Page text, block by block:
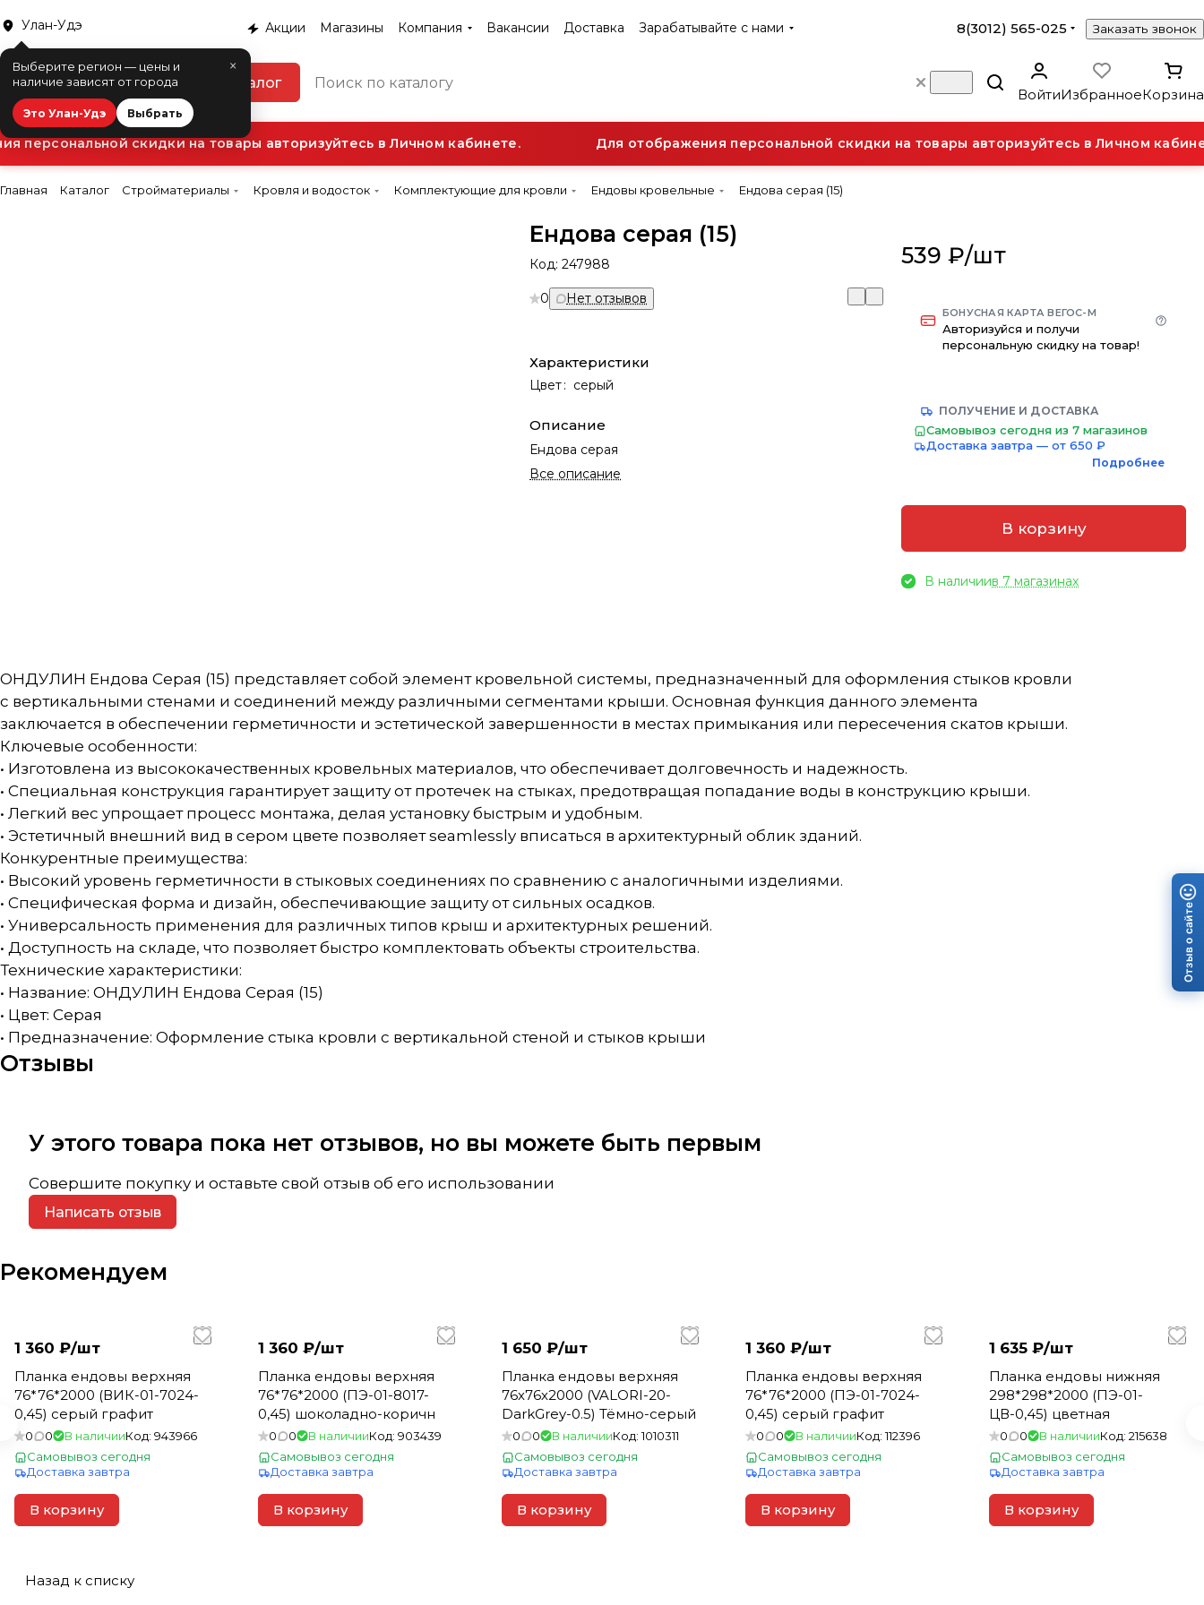
Улан-Удэ
×
Выберите регион — цены и
наличие зависят от города
Это Улан-Удэ Выбрать
Акции Магазины Компания Вакансии Доставка Зарабатывайте с нами 8(3012) 565-025 Заказать звонок
Каталог
ВойтиИзбранноеКорзина
персональной скидки на товары авторизуйтесь в Личном кабинете. Для отображения персональной скидки на товары авторизуйтесь в Личном
Главная Каталог Стройматериалы Кровля и водосток Комплектующие для кровли Ендовы кровельные Ендова серая (15)
Ендова серая (15)
Код:247988
0 Нет отзывов
Характеристики
Цвет: серый
Описание
Ендова серая
Все описание
539 ₽/шт
БОНУСНАЯ КАРТА ВЕГОС-М
Авторизуйся и получи
персональную скидку на товар!
ПОЛУЧЕНИЕ И ДОСТАВКА
Самовывоз сегодня из 7 магазинов
Доставка завтра — от 650 ₽
Подробнее
В корзину
В наличиив 7 магазинах
ОНДУЛИН Ендова Серая (15) представляет собой элемент кровельной системы, предназначенный для оформления стыков кровли
с вертикальными стенами и соединений между различными сегментами крыши. Основная функция данного элемента
заключается в обеспечении герметичности и эстетической завершенности в местах примыкания или пересечения скатов крыши.
Ключевые особенности:
• Изготовлена из высококачественных кровельных материалов, что обеспечивает долговечность и надежность.
• Специальная конструкция гарантирует защиту от протечек на стыках, предотвращая попадание воды в конструкцию крыши.
• Легкий вес упрощает процесс монтажа, делая установку быстрым и удобным.
• Эстетичный внешний вид в сером цвете позволяет seamlessly вписаться в архитектурный облик зданий.
Конкурентные преимущества:
• Высокий уровень герметичности в стыковых соединениях по сравнению с аналогичными изделиями.
• Специфическая форма и дизайн, обеспечивающие защиту от сильных осадков.
• Универсальность применения для различных типов крыш и архитектурных решений.
• Доступность на складе, что позволяет быстро комплектовать объекты строительства.
Технические характеристики:
• Название: ОНДУЛИН Ендова Серая (15)
• Цвет: Серая
• Предназначение: Оформление стыка кровли с вертикальной стеной и стыков крыши
Отзывы
У этого товара пока нет отзывов, но вы можете быть первым
Совершите покупку и оставьте свой отзыв об его использовании
Написать отзыв
Рекомендуем
1 360 ₽/шт
Планка ендовы верхняя
76*76*2000 (ВИК-01-7024-
0,45) серый графит
0 0 В наличииКод: 943966
Самовывоз сегодня
Доставка завтра
В корзину
1 360 ₽/шт
Планка ендовы верхняя
76*76*2000 (ПЭ-01-8017-
0,45) шоколадно-коричн
0 0 В наличииКод: 903439
Самовывоз сегодня
Доставка завтра
В корзину
1 650 ₽/шт
Планка ендовы верхняя
76х76х2000 (VALORI-20-
DarkGrey-0.5) Тёмно-серый
0 0 В наличииКод:1010311
Самовывоз сегодня
Доставка завтра
В корзину
1 360 ₽/шт
Планка ендовы верхняя
76*76*2000 (ПЭ-01-7024-
0,45) серый графит
0 0 В наличииКод:112396
Самовывоз сегодня
Доставка завтра
В корзину
1 635 ₽/шт
Планка ендовы нижняя
298*298*2000 (ПЭ-01-
ЦВ-0,45) цветная
0 0 В наличииКод: 215638
Самовывоз сегодня
Доставка завтра
В корзину
Назад к списку
Отзыв о сайте